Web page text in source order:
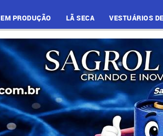
EM PRODUÇÃO LÃ SECA VESTUÁRIOS